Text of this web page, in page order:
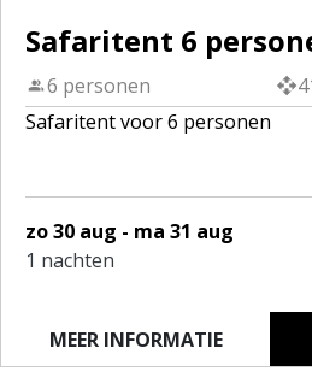
Safaritent 6
6 personen
Safaritent voor 6 personen
zo 30 aug - ma 31 aug
1 nachten
MEER INFORMATIE